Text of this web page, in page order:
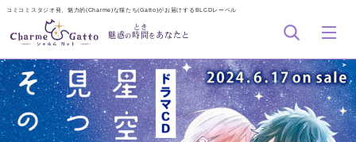
コミコミスタジオ発、魅力的(Charme)な猫たち(Gatto)がお届けするBLCDレーベル
魅惑の 時間
とき
を あなたと